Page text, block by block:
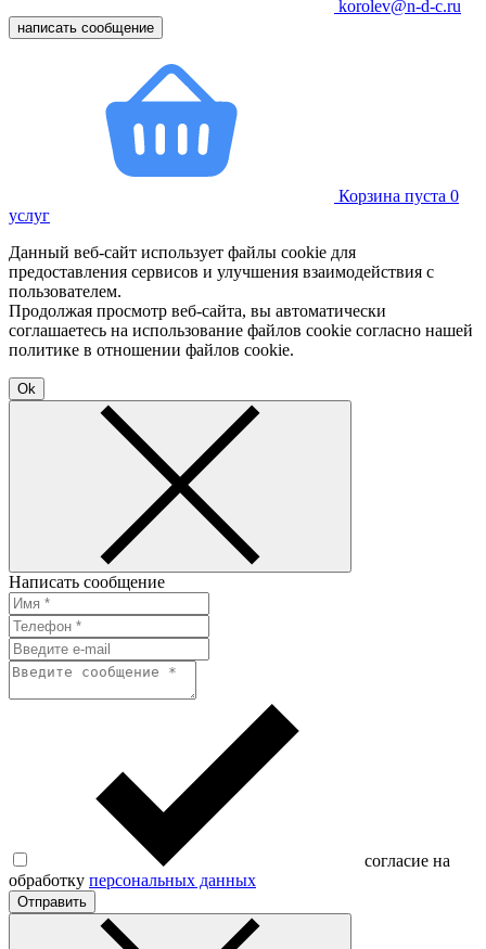
korolev@n-d-c.ru
написать сообщение
Корзина пуста 0
услуг
Данный веб-сайт использует файлы cookie для
предоставления сервисов и улучшения взаимодействия с
пользователем.
Продолжая просмотр веб-сайта, вы автоматически
соглашаетесь на использование файлов cookie согласно нашей
политике в отношении файлов cookie.
Ok
Написать сообщение
согласие на
обработку персональных данных
Отправить